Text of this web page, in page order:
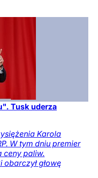
Tusk uderza
Karola
W tym dniu premier
ceny paliw.
głowę